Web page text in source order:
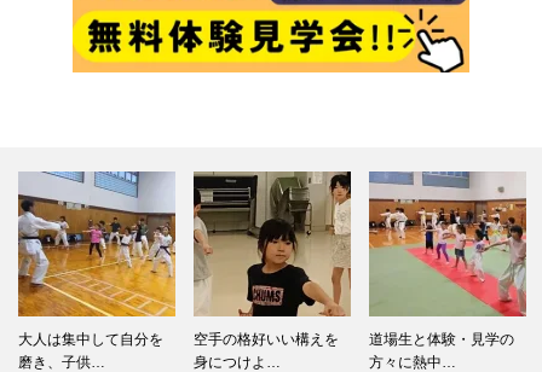
大人は集中して自分を
磨き、子供…
空手の格好いい構えを
身につけよ…
道場生と体験・見学の
方々に熱中…